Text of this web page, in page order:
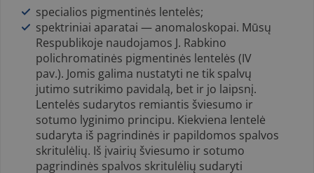
specialios pigmen­tinės lentelės;
spektriniai aparatai — anomaloskopai. Mūsų
Respublikoje naudojamos J. Rabkino
polichromatinės pigmentinės len­telės (IV
pav.). Jomis galima nustatyti ne tik spalvų
jutimo sutrikimo pa­vidalą, bet ir jo laipsnį.
Lentelės sudarytos remiantis šviesumo ir
sotumo lyginimo principu. Kiekviena lentelė
sudaryta iš pagrindinės ir papildomos spalvos
skritulėlių. Iš įvairių šviesumo ir sotumo
pagrindinės spalvos skri­tulėlių sudaryti